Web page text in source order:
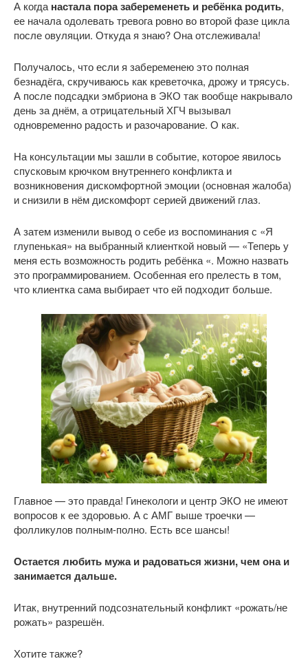
А когда настала пора забеременеть и ребёнка родить,
ее начала одолевать тревога ровно во второй фазе цикла
после овуляции. Откуда я знаю? Она отслеживала!
Получалось, что если я забеременею это полная
безнадёга, скручиваюсь как креветочка, дрожу и трясусь.
А после подсадки эмбриона в ЭКО так вообще накрывало
день за днём, а отрицательный ХГЧ вызывал
одновременно радость и разочарование. О как.
На консультации мы зашли в событие, которое явилось
спусковым крючком внутреннего конфликта и
возникновения дискомфортной эмоции (основная жалоба)
и снизили в нём дискомфорт серией движений глаз.
А затем изменили вывод о себе из воспоминания с «Я
глупенькая» на выбранный клиенткой новый — «Теперь у
меня есть возможность родить ребёнка «. Можно назвать
это программированием. Особенная его прелесть в том,
что клиентка сама выбирает что ей подходит больше.
Главное — это правда! Гинекологи и центр ЭКО не имеют
вопросов к ее здоровью. А с АМГ выше троечки —
фолликулов полным-полно. Есть все шансы!
Остается любить мужа и радоваться жизни, чем она и
занимается дальше.
Итак, внутренний подсознательный конфликт «рожать/не
рожать» разрешён.
Хотите также?